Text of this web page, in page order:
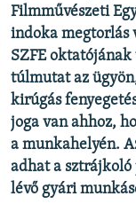
Valamennyi
Filmművészeti
indoka megtorlás
SZFE
túlmutat az
kirúgás
joga van ahhoz,
a munkahelyén.
adhat a
lévő gyári